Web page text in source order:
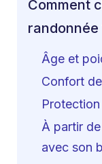
Comment
randonnée
Âge et
Confort
À partir
avec son